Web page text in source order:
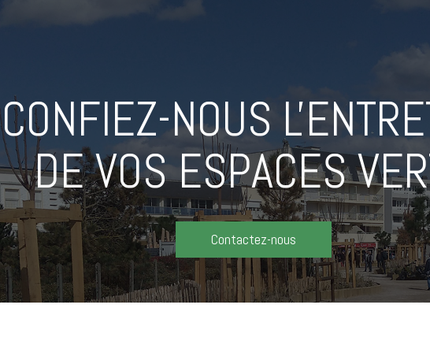
CONFIEZ-NOUS
DE VOS ESPACES
Contactez-nous